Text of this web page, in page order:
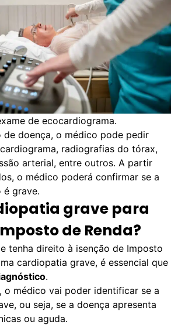
de ecocardiograma.
de doença, o médico pode pedir
radiografias do tórax,
arterial, entre outros. A partir
o médico poderá confirmar se a
é grave.
grave para
de Renda?
tenha direito à isenção de Imposto
cardiopatia grave, é essencial que
.
o médico vai poder identificar se a
ou seja, se a doença apresenta
ou aguda.